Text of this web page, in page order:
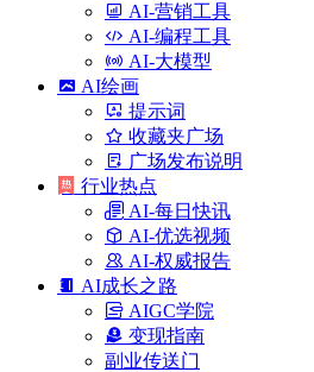
AI-营销工具
AI-编程工具
AI-大模型
AI绘画
提示词
收藏夹广场
广场发布说明
行业热点
AI-每日快讯
AI-优选视频
AI-权威报告
AI成长之路
AIGC学院
变现指南
副业传送门